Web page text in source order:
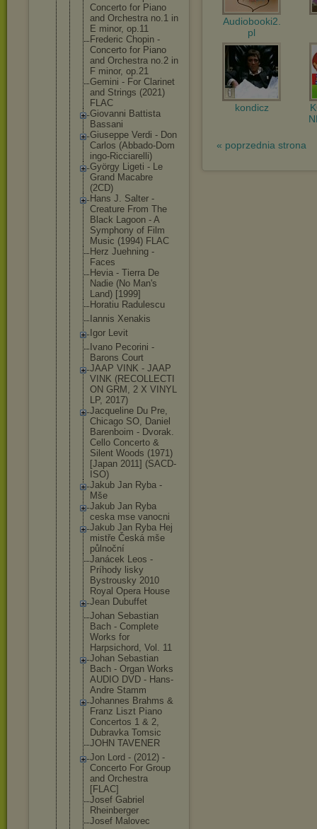
Concerto for Piano
and Orchestra no.1 in
E minor, op.11
Frederic Chopin -
Concerto for Piano
and Orchestra no.2 in
F minor, op.21
Gemini - For Clarinet
and Strings (2021)
FLAC
Giovanni Battista
Bassani
Giuseppe Verdi - Don
Carlos (Abbado-Dom
ingo-Ricciarelli)
György Ligeti - Le
Grand Macabre
(2CD)
Hans J. Salter -
Creature From The
Black Lagoon - A
Symphony of Film
Music (1994) FLAC
Herz Juehning -
Faces
Hevia - Tierra De
Nadie (No Man's
Land) [1999]
Horatiu Radulescu
Iannis Xenakis
Igor Levit
Ivano Pecorini -
Barons Court
JAAP VINK - JAAP
VINK (RECOLLECTI
ON GRM, 2 X VINYL
LP, 2017)
Jacqueline Du Pre,
Chicago SO, Daniel
Barenboim - Dvorak.
Cello Concerto &
Silent Woods (1971)
[Japan 2011] (SACD-
ISO)
Jakub Jan Ryba -
Mše
Jakub Jan Ryba
ceska mse vanocni
Jakub Jan Ryba Hej
mistře Česká mše
půlnoční
Janácek Leos -
Príhody lisky
Bystrousky 2010
Royal Opera House
Jean Dubuffet
Johan Sebastian
Bach - Complete
Works for
Harpsichord , Vol. 11
Johan Sebastian
Bach - Organ Works
AUDIO DVD - Hans-
Andre Stamm
Johannes Brahms &
Franz Liszt Piano
Concertos 1 & 2,
Dubravka Tomsic
JOHN TAVENER
Jon Lord - (2012) -
Concerto For Group
and Orchestra
[FLAC]
Josef Gabriel
Rheinberger
Josef Malovec
Audiobooki2.
pl
kondicz
« poprzednia strona